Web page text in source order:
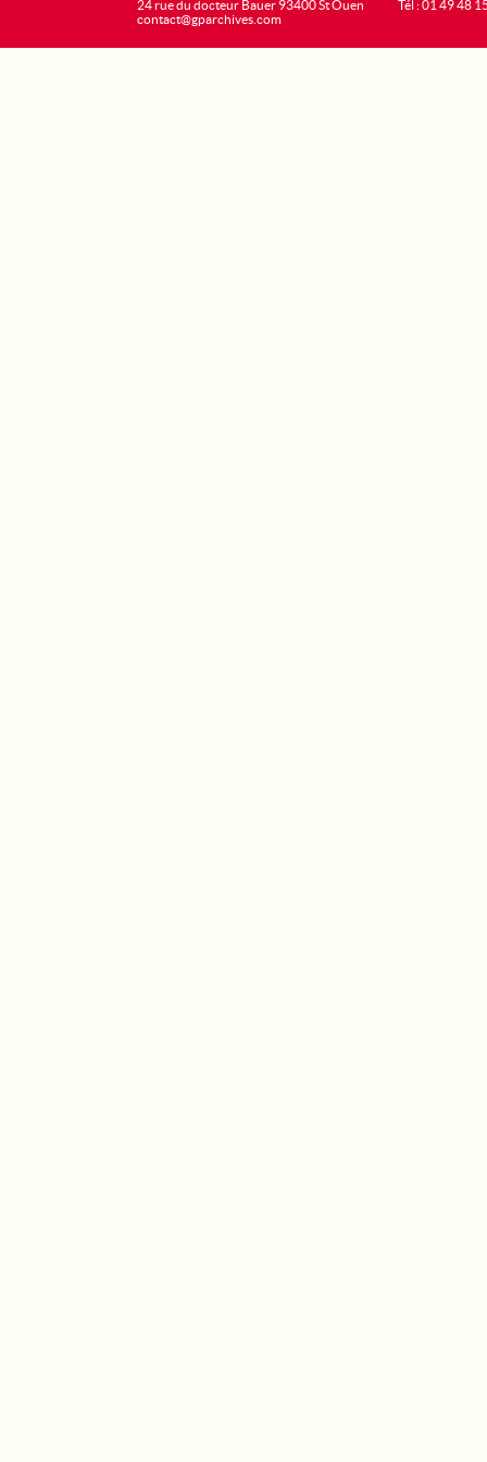
24 rue du docteur Bauer 93400 St Ouen
contact@gparchives.com
Tél : 01 49 48